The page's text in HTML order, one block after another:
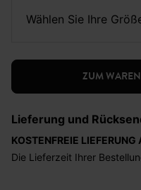
Wählen Sie Ihre
ZUM
Lieferung und
KOSTENFREIE
Die Lieferzeit Ihrer